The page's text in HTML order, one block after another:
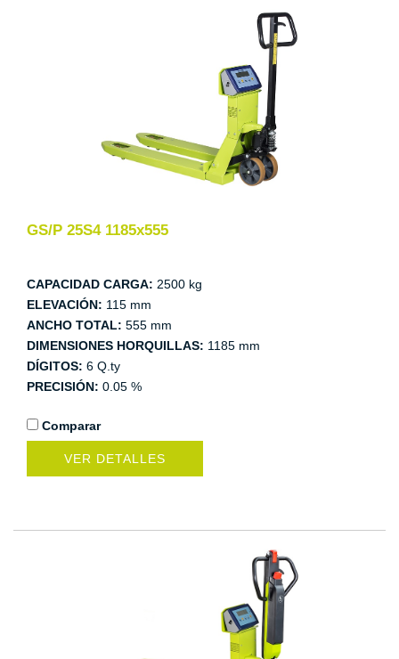
GS/P 25S4 1185x555
CAPACIDAD CARGA: 2500 kg
ELEVACIÓN: 115 mm
ANCHO TOTAL: 555 mm
DIMENSIONES HORQUILLAS: 1185 mm
DÍGITOS: 6 Q.ty
PRECISIÓN: 0.05 %
Comparar
VER DETALLES